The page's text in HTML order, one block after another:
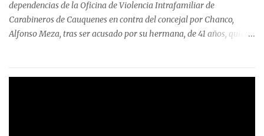
dependencias de la Oficina de Violencia Intrafamiliar de
Carabineros de Cauquenes en contra del concejal por Chanco,
Alfonso Meza, tras ser acusado por su hermana, de 41 años, quien
relató que los hechos ocurrieron cerca de las 11:30 horas en el